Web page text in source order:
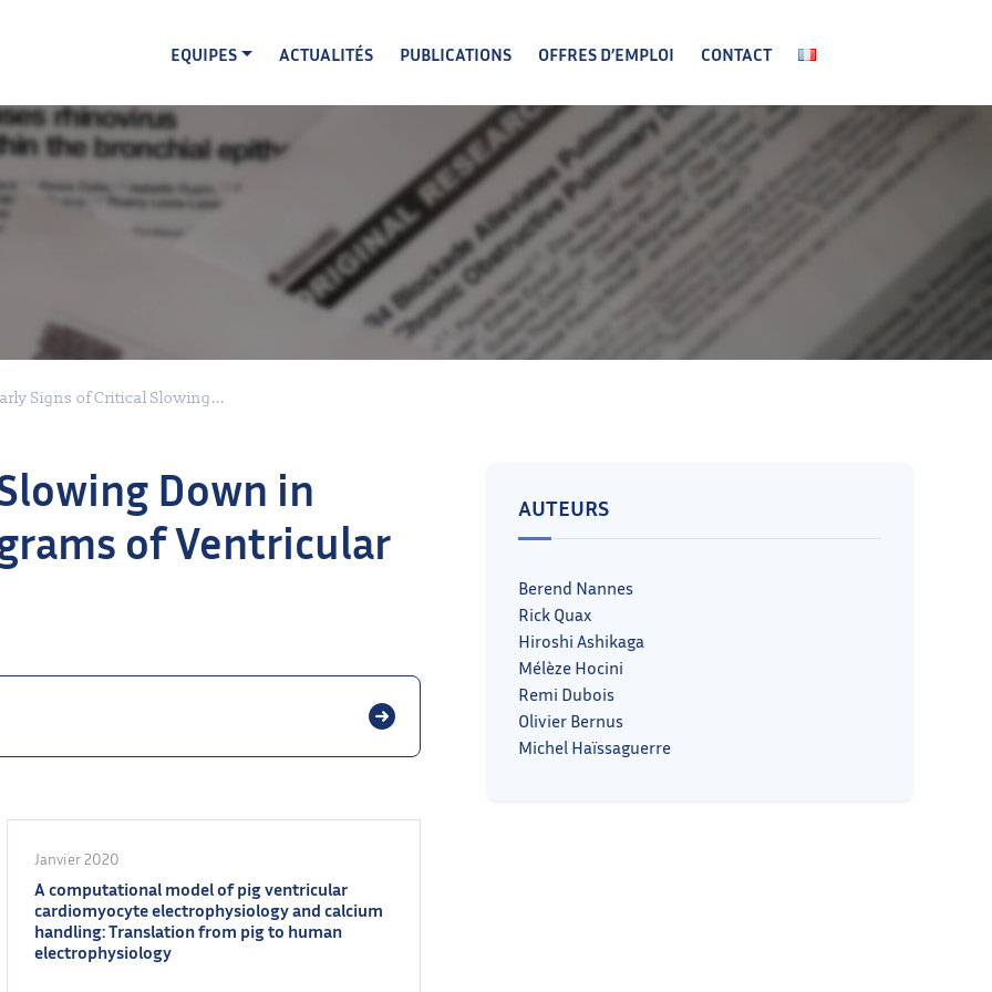
EQUIPES
ACTUALITÉS PUBLICATIONS OFFRES D’EMPLOI CONTACT
Signs of Critical Slowing...
Down in
of Ventricular
Janvier 2020
A computational model of pig ventricular
cardiomyocyte electrophysiology and calcium
handling: Translation from pig to human
electrophysiology
AUTEURS
Berend Nannes
Rick Quax
Hiroshi Ashikaga
Mélèze Hocini
Remi Dubois
Olivier Bernus
Michel Haïssaguerre